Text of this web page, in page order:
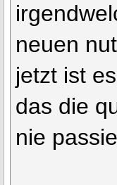
neuen
jetzt ist
das die
nie